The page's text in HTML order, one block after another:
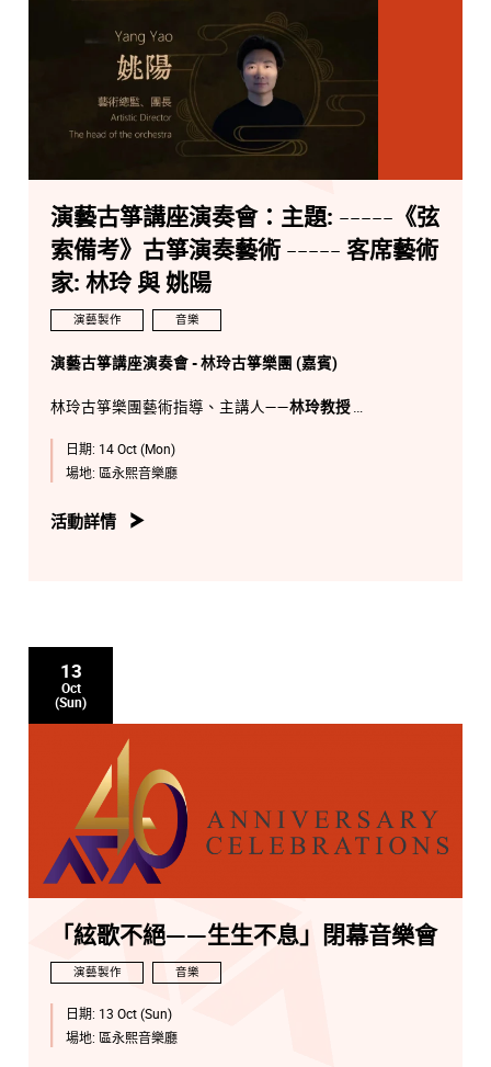
演藝古箏講座演奏會：主題: -----《弦
索備考》古箏演奏藝術 ----- 客席藝術
家: 林玲 與 姚陽
演藝製作 音樂
演藝古箏講座演奏會 - 林玲古箏樂團 (嘉賓)
林玲古箏樂團藝術指導、主講人——林玲教授
林玲古箏樂團藝術總監、團長——
樂團的藝術創新思路和管理模式，已經成為民族器樂表演
學科領域值得關注和深入研究的新視野，為傳統音樂的現
代演繹提供了新的視角和可能性。
日期: 14 Oct (Mon)
場地: 區永熙音樂廳
活動詳情
13
Oct
(Sun)
「絃歌不絕——生生不息」閉幕音樂會
演藝製作 音樂
日期: 13 Oct (Sun)
場地: 區永熙音樂廳